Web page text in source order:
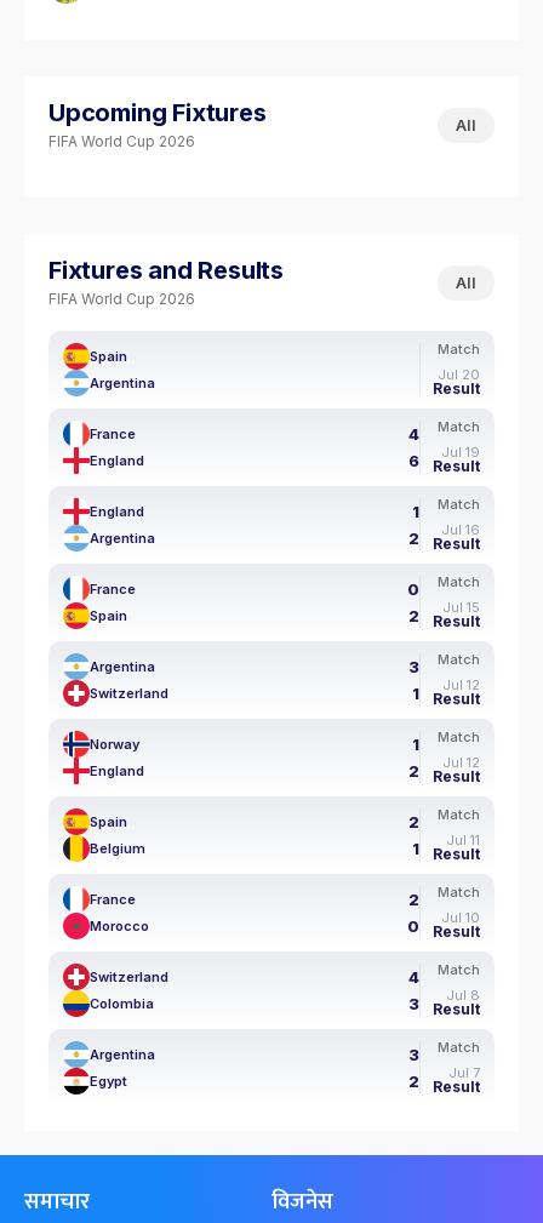
Upcoming Fixtures
FIFA World Cup 2026
All
Fixtures and Results
FIFA World Cup 2026
All
Spain
Argentina
Match
Jul 20
Result
France 4
England 6
Match
Jul 19
Result
England 1
Argentina 2
Match
Jul 16
Result
France 0
Spain 2
Match
Jul 15
Result
Argentina 3
Switzerland 1
Match
Jul 12
Result
Norway 1
England 2
Match
Jul 12
Result
Spain 2
Belgium 1
Match
Jul 11
Result
France 2
Morocco 0
Match
Jul 10
Result
Switzerland 4
Colombia 3
Match
Jul 8
Result
Argentina 3
Egypt 2
Match
Jul 7
Result
समाचार विजनेस